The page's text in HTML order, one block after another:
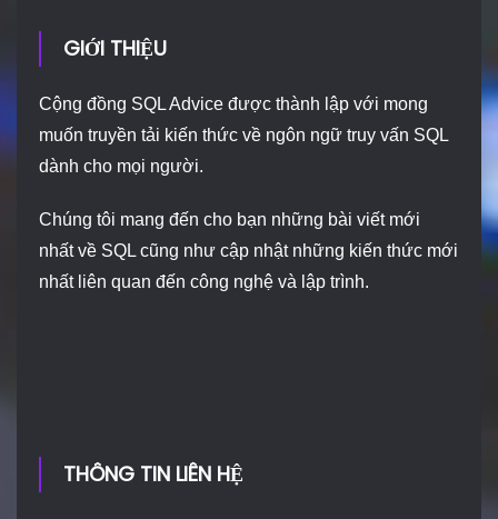
GIỚI THIỆU
Cộng đồng SQL Advice được thành lập với mong
muốn truyền tải kiến thức về ngôn ngữ truy vấn SQL
dành cho mọi người.
Chúng tôi mang đến cho bạn những bài viết mới
nhất về SQL cũng như cập nhật những kiến thức mới
nhất liên quan đến công nghệ và lập trình.
THÔNG TIN LIÊN HỆ